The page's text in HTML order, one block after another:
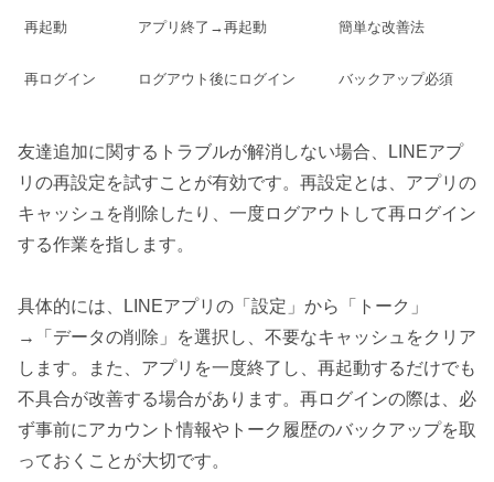
再起動 アプリ終了→再起動 簡単な改善法
再ログイン ログアウト後にログイン バックアップ必須
友達追加に関するトラブルが解消しない場合、LINEアプ
リの再設定を試すことが有効です。再設定とは、アプリの
キャッシュを削除したり、一度ログアウトして再ログイン
する作業を指します。
具体的には、LINEアプリの「設定」から「トーク」
→「データの削除」を選択し、不要なキャッシュをクリア
します。また、アプリを一度終了し、再起動するだけでも
不具合が改善する場合があります。再ログインの際は、必
ず事前にアカウント情報やトーク履歴のバックアップを取
っておくことが大切です。